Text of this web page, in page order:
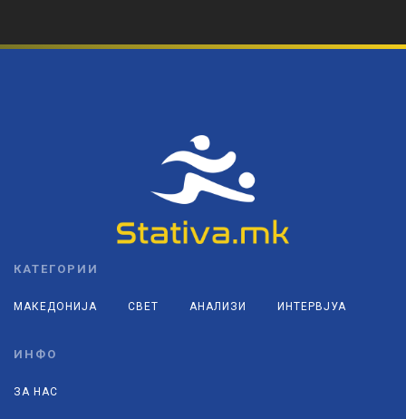
КАТЕГОРИИ
МАКЕДОНИЈА СВЕТ АНАЛИЗИ ИНТЕРВЈУА
ИНФО
ЗА НАС